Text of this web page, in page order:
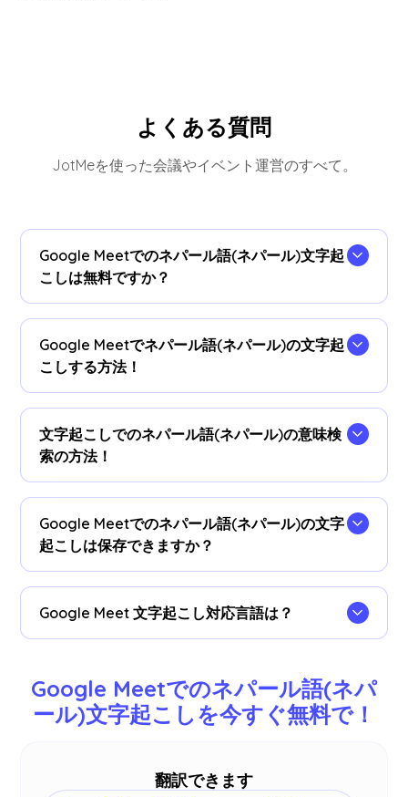
よくある質問
JotMeを使った会議やイベント運営のすべて。
Google Meetでのネパール語(ネパール)文字起
こしは無料ですか？
Google Meetでネパール語(ネパール)の文字起
こしする方法！
語を設定するだけで会議中の文字起こしができま
す。
文字起こしでのネパール語(ネパール)の意味検
索の方法！
イトし、右クリックして「Google 検索」を選択す
るだけで、簡単に言葉の意味を調べることが可能
です。
Google Meetでのネパール語(ネパール)の文字
起こしは保存できますか？
シュボード
で保存されています。文字起こしはコ
ピーしてドキュメントに貼り付けることも可能で
Google Meet 文字起こし対応言語は？
ン語、フィンランド語、アラビア語、ヒンディー
語、ウルドゥー語、トルコ語、ノルウェー語、イ
詳細はこちら。
Google Meetでのネパール語(ネパ
ール)文字起こしを今すぐ無料で！
翻訳できます